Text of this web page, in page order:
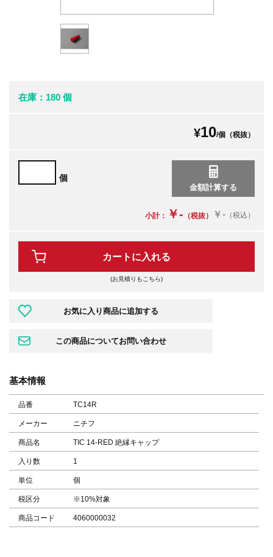
在庫：180 個
¥10/個（税抜）
個
小計： ￥- （税抜） ￥- （税込）
カートに入れる
(お見積りもこちら)
基本情報
品番 TC14R
メーカー ニチフ
商品名 TIC 14-RED 絶縁キャップ
入り数 1
単位 個
税区分 ※10%対象
商品コード 4060000032